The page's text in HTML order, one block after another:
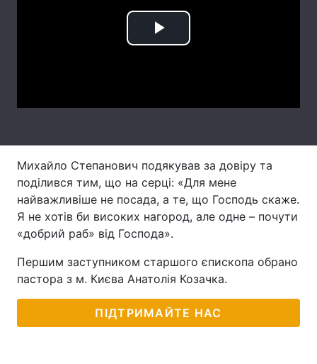
Погода
Регіони
Інтерв'ю Думки
Архів Вакансії
Контакти
Послуги
Play
Михайло Степанович подякував за довіру та
поділився тим, що на серці: «Для мене
найважливіше не посада, а те, що Господь скаже.
Я не хотів би високих нагород, але одне – почути
«добрий раб» від Господа».
Першим заступником старшого єпископа обрано
пастора з м. Києва Анатолія Козачка.
ПІДТРИМАЙТЕ НАС